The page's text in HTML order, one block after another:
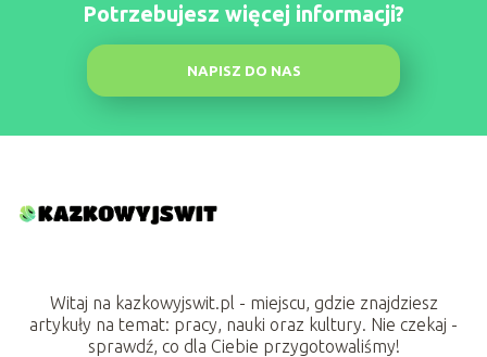
Potrzebujesz więcej informacji?
NAPISZ DO NAS
Witaj na kazkowyjswit.pl - miejscu, gdzie znajdziesz
artykuły na temat: pracy, nauki oraz kultury. Nie czekaj -
sprawdź, co dla Ciebie przygotowaliśmy!